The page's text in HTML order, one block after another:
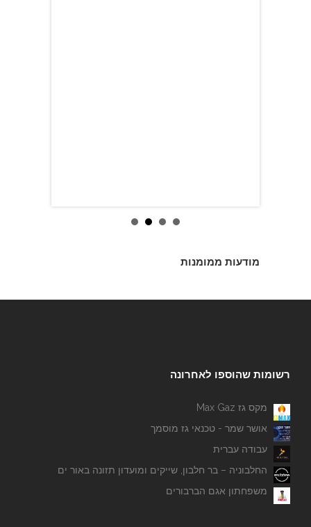
מודעות ממומנות
רשומות שהוספו לאחרונה
מקס גז Max Gaz
אושר שמר - טכנאי גז מוסמך
עבודה עברית
החלבוניה – בר חלבון, שייקים ומועדון תזונה באור ים
משפחתון אגם הברבורים